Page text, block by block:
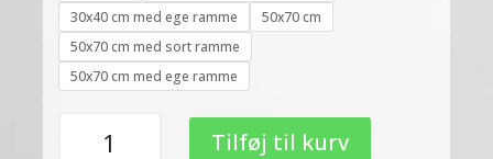
30x40 cm med ege ramme
50x70 cm
50x70 cm med sort ramme
50x70 cm med ege ramme
Tilføj til kurv